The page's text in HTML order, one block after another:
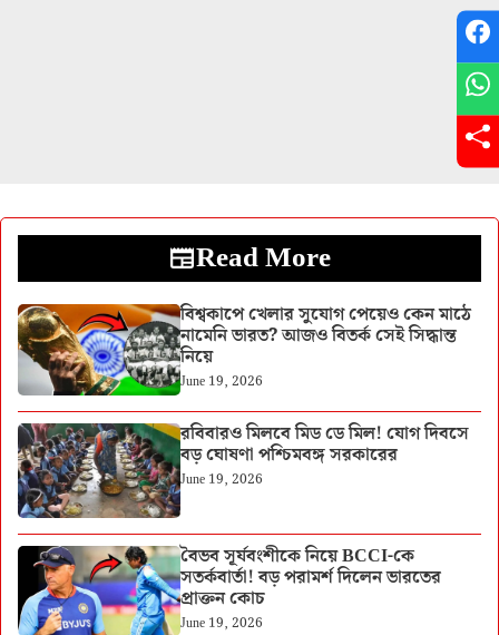
Read More
বিশ্বকাপে খেলার সুযোগ পেয়েও কেন মাঠে
নামেনি ভারত? আজও বিতর্ক সেই সিদ্ধান্ত
নিয়ে
June 19, 2026
রবিবারও মিলবে মিড ডে মিল! যোগ দিবসে
বড় ঘোষণা পশ্চিমবঙ্গ সরকারের
June 19, 2026
বৈভব সূর্যবংশীকে নিয়ে BCCI-কে
সতর্কবার্তা! বড় পরামর্শ দিলেন ভারতের
প্রাক্তন কোচ
June 19, 2026